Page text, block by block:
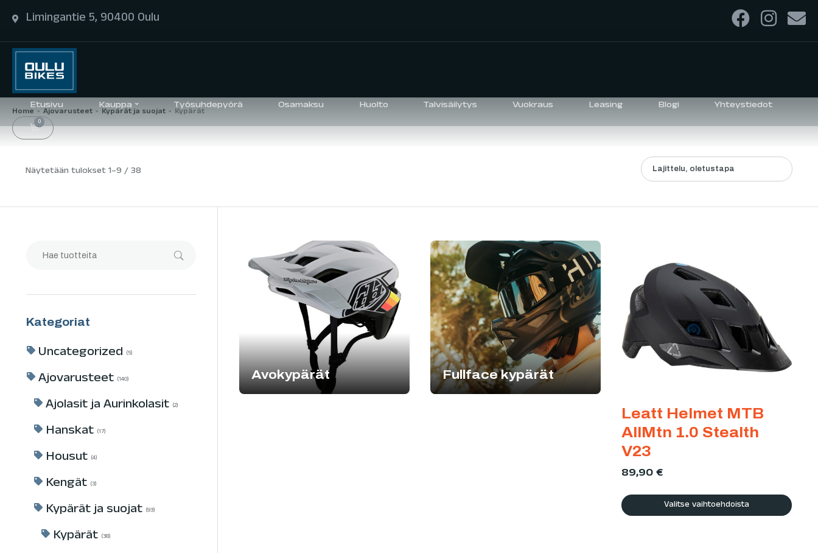
Limingantie 5, 90400 Oulu
Etusivu Kauppa Työsuhdepyörä Osamaksu Huolto Talvisäilytys Vuokraus Leasing Blogi Yhteystiedot
0
Home > Ajovarusteet > Kypärät ja suojat > Kypärät
Näytetään tulokset 1–9 / 38
Avokypärät Fullface kypärät
Leatt Helmet MTB
AllMtn 1.0 Stealth
V23
89,90€
Valitse vaihtoehdoista
Kategoriat
Uncategorized 5
Ajovarusteet 140
Ajolasit ja Aurinkolasit 2
Hanskat 17
Housut 4
Kengät 3
Kypärät ja suojat 93
Kypärät 38